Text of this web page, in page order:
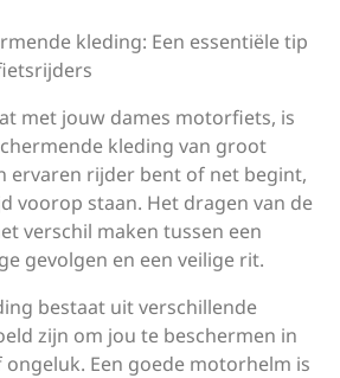
kleding: Een essentiële tip
met jouw dames motorfiets, is
kleding van groot
ervaren rijder bent of net begint,
voorop staan. Het dragen van de
verschil maken tussen een
gevolgen en een veilige rit.
bestaat uit verschillende
zijn om jou te beschermen in
ongeluk. Een goede motorhelm is